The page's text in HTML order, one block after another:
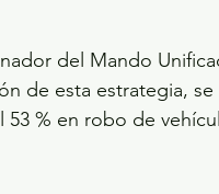
del Mando
de esta estrategia, se
% en robo de